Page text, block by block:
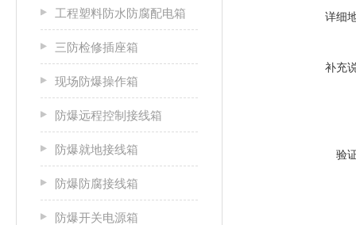
工程塑料防水防腐配电箱
三防检修插座箱
现场防爆操作箱
防爆远程控制接线箱
防爆就地接线箱
防爆防腐接线箱
防爆开关电源箱
详细
补充
验